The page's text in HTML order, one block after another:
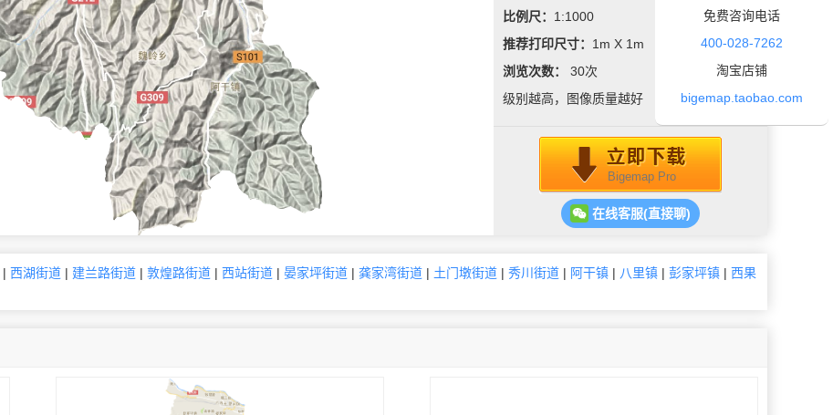
比例尺： 1:1000
推荐打印尺寸： 1m X 1m
浏览次数： 30次
级别越高，图像质量越好
Bigemap Pro
在线客服(直接聊)
| 西湖街道 | 建兰路街道 | 敦煌路街道 | 西站街道 | 晏家坪街道 | 龚家湾街道 | 土门墩街道 | 秀川街道 | 阿干镇 | 八里镇 | 彭家坪镇 | 西果
免费咨询电话
400-028-7262
淘宝店铺
bigemap.taobao.com